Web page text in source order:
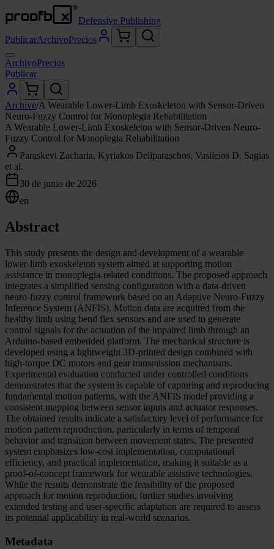
Defensive Publishing
PublicarArchivoPrecios
ArchivoPrecios
Publicar
Archive/A Wearable Lower-Limb Exoskeleton with Sensor-Driven
Neuro-Fuzzy Control for Monoplegia Rehabilitation
A Wearable Lower-Limb Exoskeleton with Sensor-Driven Neuro-
Fuzzy Control for Monoplegia Rehabilitation
Paraskevi Zacharia, Kyriakos Deliparaschos, Vasileios D. Sagias
et al.
30 de junio de 2026
en
Abstract
This study presents the design and development of a wearable
lower-limb exoskeleton system aimed at supporting motion
assistance in monoplegia-related conditions. The proposed approach
integrates a simplified sensing configuration with a data-driven
neuro-fuzzy control framework based on an Adaptive Neuro-Fuzzy
Inference System (ANFIS). Motion data are acquired from the
healthy limb using bend flex sensors and are used to generate
control signals for the actuation of the impaired limb through an
Arduino-based embedded platform. The mechanical structure is
developed using a lightweight 3D-printed design combined with
high-torque DC motors and gear transmission mechanisms.
Experimental evaluation conducted under controlled conditions
demonstrates that the system is capable of capturing and reproducing
fundamental motion patterns, with the ANFIS model providing a
consistent mapping between sensor inputs and actuator responses.
The obtained results indicate a satisfactory level of performance for
motion pattern reproduction, particularly in terms of temporal
behavior and transition between movement states. The presented
system emphasizes low-cost implementation, computational
efficiency, and practical implementation, making it suitable as a
proof-of-concept framework for wearable assistive technologies.
While the results demonstrate the feasibility of the proposed
approach for motion reproduction, further studies involving
extended testing and user-specific adaptation are required to assess
its potential applicability in real-world scenarios.
Metadata